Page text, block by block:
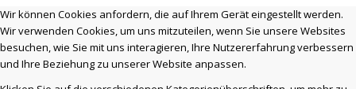
Wir können Cookies anfordern, die auf Ihrem Gerät eingestellt werden.
Wir verwenden Cookies, um uns mitzuteilen, wenn Sie unsere Websites
besuchen, wie Sie mit uns interagieren, Ihre Nutzererfahrung verbessern
und Ihre Beziehung zu unserer Website anpassen.